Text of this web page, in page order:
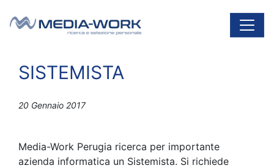
Navigazione principale
SISTEMISTA
20 Gennaio 2017
Media-Work Perugia ricerca per importante
azienda informatica un Sistemista. Si richiede